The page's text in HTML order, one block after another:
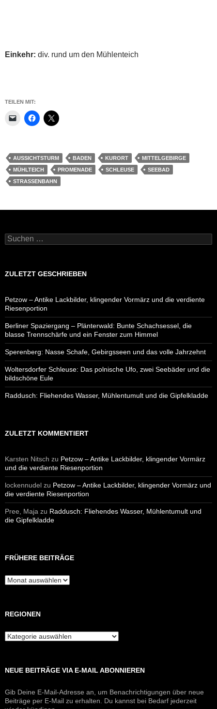
Einkehr: div. rund um den Mühlenteich
TEILEN MIT:
AUSSICHTSTURM BADEN KURORT
MITTELGEBIRGE
MÜHLTEICH
PROMENADE SCHLEUSE
SEEBAD
STRASSENBAHN
Suchen
nach:
ZULETZT GESCHRIEBEN
Petzow – Antike Lackbilder, klingender Vormärz und die verdiente
Riesenportion
Berliner Spaziergang – Plänterwald: Bunte Schachsessel, die
blasse Trennschärfe und ein Fenster zum Himmel
Sperenberg: Nasse Schafe, Gebirgsseen und das volle Jahrzehnt
Woltersdorfer Schleuse: Das polnische Ufo, zwei Seebäder und die
bildschöne Eule
Raddusch: Fliehendes Wasser, Mühlentumult und die Gipfelkladde
ZULETZT KOMMENTIERT
Karsten Nitsch zu Petzow – Antike Lackbilder, klingender Vormärz
und die verdiente Riesenportion
lockennudel zu Petzow – Antike Lackbilder, klingender Vormärz und
die verdiente Riesenportion
Pree, Maja zu Raddusch: Fliehendes Wasser, Mühlentumult und
die Gipfelkladde
FRÜHERE BEITRÄGE
Frühere
REGIONEN
Regionen
NEUE BEITRÄGE VIA E-MAIL ABONNIEREN
Gib Deine E-Mail-Adresse an, um Benachrichtigungen über neue
Beiträge per E-Mail zu erhalten. Du kannst bei Bedarf jederzeit